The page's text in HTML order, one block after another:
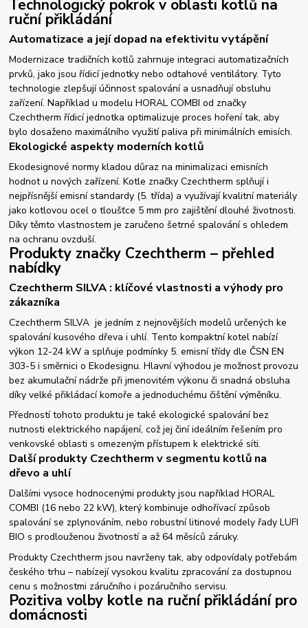
Technologický pokrok v oblasti kotlů na
ruční přikládání
Automatizace a její dopad na efektivitu vytápění
Modernizace tradičních kotlů zahrnuje integraci automatizačních
prvků, jako jsou řídicí jednotky nebo odtahové ventilátory. Tyto
technologie zlepšují účinnost spalování a usnadňují obsluhu
zařízení. Například u modelu HORAL COMBI od značky
Czechtherm řídicí jednotka optimalizuje proces hoření tak, aby
bylo dosaženo maximálního využití paliva při minimálních emisích.
Ekologické aspekty moderních kotlů
Ekodesignové normy kladou důraz na minimalizaci emisních
hodnot u nových zařízení. Kotle značky Czechtherm splňují i
nejpřísnější emisní standardy (5. třída) a využívají kvalitní materiály
jako kotlovou ocel o tloušťce 5 mm pro zajištění dlouhé životnosti.
Díky těmto vlastnostem je zaručeno šetrné spalování s ohledem
na ochranu ovzduší.
Produkty značky Czechtherm – přehled
nabídky
Czechtherm SILVA : klíčové vlastnosti a výhody pro
zákazníka
Czechtherm SILVA je jedním z nejnovějších modelů určených ke
spalování kusového dřeva i uhlí. Tento kompaktní kotel nabízí
výkon 12-24 kW a splňuje podmínky 5. emisní třídy dle ČSN EN
303-5 i směrnici o Ekodesignu. Hlavní výhodou je možnost provozu
bez akumulační nádrže při jmenovitém výkonu či snadná obsluha
díky velké přikládací komoře a jednoduchému čištění výměníku.
Předností tohoto produktu je také ekologické spalování bez
nutnosti elektrického napájení, což jej činí ideálním řešením pro
venkovské oblasti s omezeným přístupem k elektrické síti.
Další produkty Czechtherm v segmentu kotlů na
dřevo a uhlí
Dalšími vysoce hodnocenými produkty jsou například HORAL
COMBI (16 nebo 22 kW), který kombinuje odhořívací způsob
spalování se zplynováním, nebo robustní litinové modely řady LUFI
BIO s prodlouženou životností a až 64 měsíců záruky.
Produkty Czechtherm jsou navrženy tak, aby odpovídaly potřebám
českého trhu – nabízejí vysokou kvalitu zpracování za dostupnou
cenu s možnostmi záručního i pozáručního servisu.
Pozitiva volby kotle na ruční přikládání pro
domácnosti